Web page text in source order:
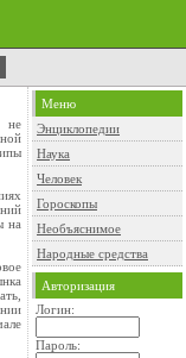
не
на
Меню
Энциклопедии
Наука
Человек
Гороскопы
Необъяснимое
Народные средства
Авторизация
Логин:
Пароль: